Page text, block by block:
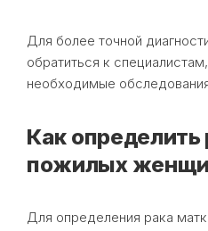
Для более точной
обратиться к
необходимые
Как определить
пожилых
Для определения рака